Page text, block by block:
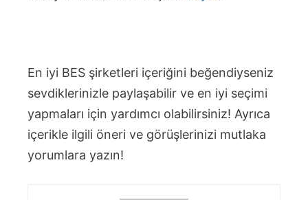
En iyi BES şirketleri içeriğini beğendiyseniz
sevdiklerinizle paylaşabilir ve en iyi seçimi
yapmaları için yardımcı olabilirsiniz! Ayrıca
içerikle ilgili öneri ve görüşlerinizi mutlaka
yorumlara yazın!